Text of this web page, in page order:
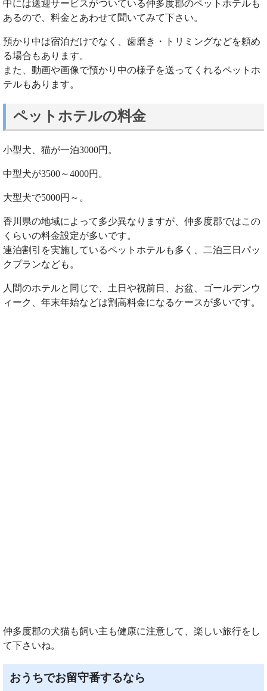
中には送迎サービスがついている仲多度郡のペットホテルも
あるので、料金とあわせて聞いてみて下さい。
預かり中は宿泊だけでなく、歯磨き・トリミングなどを頼め
る場合もあります。
また、動画や画像で預かり中の様子を送ってくれるペットホ
テルもあります。
ペットホテルの料金
小型犬、猫が一泊3000円。
中型犬が3500～4000円。
大型犬で5000円～。
香川県の地域によって多少異なりますが、仲多度郡ではこの
くらいの料金設定が多いです。
連泊割引を実施しているペットホテルも多く、二泊三日パッ
クプランなども。
人間のホテルと同じで、土日や祝前日、お盆、ゴールデンウ
ィーク、年末年始などは割高料金になるケースが多いです。
仲多度郡の犬猫も飼い主も健康に注意して、楽しい旅行をし
て下さいね。
おうちでお留守番するなら